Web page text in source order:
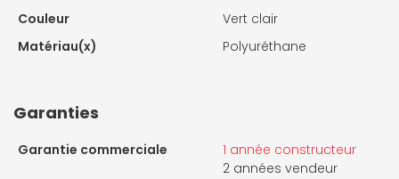
Couleur
Vert clair
Matériau(x)
Polyuréthane
Garanties
Garantie commerciale
1 année constructeur
2 années vendeur